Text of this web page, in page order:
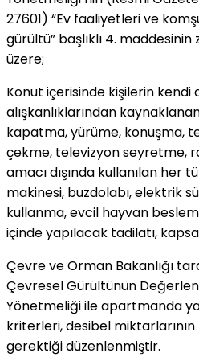
27601) “Ev faaliyetleri ve
gürültü” başlıklı 4.
üzere;
Konut içerisinde kişilerin kendi
alışkanlıklarından
kapatma, yürüme, konuşma,
çekme, televizyon seyretme,
amacı dışında kullanılan her
makinesi, buzdolabı, elektrik
kullanma, evcil hayvan
içinde yapılacak tadilatı,
Çevre ve Orman Bakanlığı
Çevresel Gürültünün
Yönetmeliği ile apartmanda
kriterleri, desibel
gerektiği düzenlenmiştir.